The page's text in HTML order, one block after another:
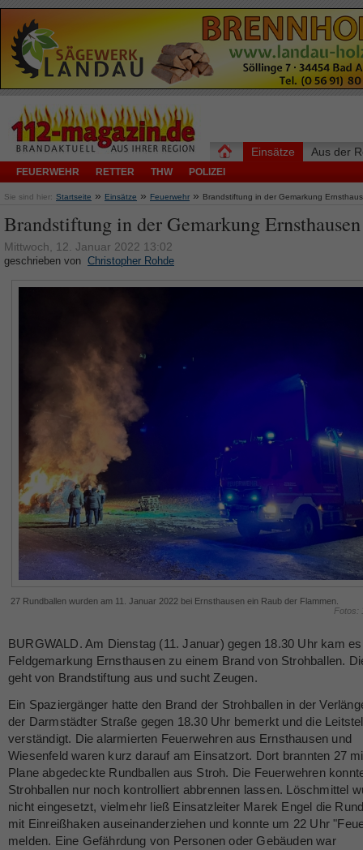
Einsätze
FEUERWEHR RETTER THW POLIZEI
Aus der
Sie sind hier: Startseite » Einsätze » Feuerwehr » Brandstiftung in der Gemarkung
Brandstiftung in der Gemarkung Ernsthausen
Mittwoch, 12. Januar 2022 13:02
geschrieben von Christopher Rohde
27 Rundballen wurden am 11. Januar 2022 bei Ernsthausen ein Raub der Flammen.
Fotos:
BURGWALD. Am Dienstag (11. Januar) gegen 18.30 Uhr kam
Feldgemarkung Ernsthausen zu einem Brand von Strohballen.
geht von Brandstiftung aus und sucht Zeugen.
Ein Spaziergänger hatte den Brand der Strohballen in der
der Darmstädter Straße gegen 18.30 Uhr bemerkt und die
verständigt. Die alarmierten Feuerwehren aus Ernsthausen und
Wiesenfeld waren kurz darauf am Einsatzort. Dort brannten 27
Plane abgedeckte Rundballen aus Stroh. Die Feuerwehren
Strohballen nur noch kontrolliert abbrennen lassen. Löschmittel
nicht eingesetzt, vielmehr ließ Einsatzleiter Marek Engel die
mit Einreißhaken auseinanderziehen und konnte um 22 Uhr
melden. Eine Gefährdung von Personen oder Gebäuden war